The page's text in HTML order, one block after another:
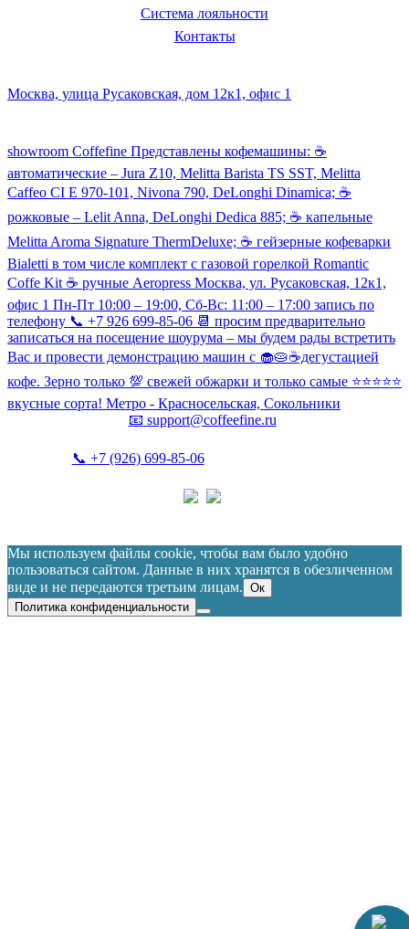
Система лояльности
Контакты
Москва, улица Русаковская, дом 12к1, офис 1
showroom Coffefine Представлены кофемашины: ☕️
автоматические – Jura Z10, Melitta Barista TS SST, Melitta
Caffeo CI Е 970-101, Nivona 790, DeLonghi Dinamica; ☕️
рожковые – Lelit Anna, DeLonghi Dedica 885; ☕️ капельные
Melitta Aroma Signature ThermDeluxe; ☕️ гейзерные кофеварки
Bialetti в том числе комплект с газовой горелкой Romantic
Coffe Kit ☕️ ручные Aeropress Москва, ул. Русаковская, 12к1,
офис 1 Пн-Пт 10:00 – 19:00, Сб-Вс: 11:00 – 17:00 запись по
телефону 📞 +7 926 699-85-06 📆 просим предварительно
записаться на посещение шоурума – мы будем рады встретить
Вас и провести демонстрацию машин с 🧁🥧☕️дегустацией
кофе. Зерно только 💯 свежей обжарки и только самые ⭐️⭐️⭐️⭐️⭐️
вкусные сорта! Метро - Красносельская, Сокольники
📧 support@coffeefine.ru
📞 +7 (926) 699-85-06
Мы используем файлы cookie, чтобы вам было удобно
пользоваться сайтом. Данные в них хранятся в обезличенном
виде и не передаются третьим лицам. Ок
Политика конфиденциальности